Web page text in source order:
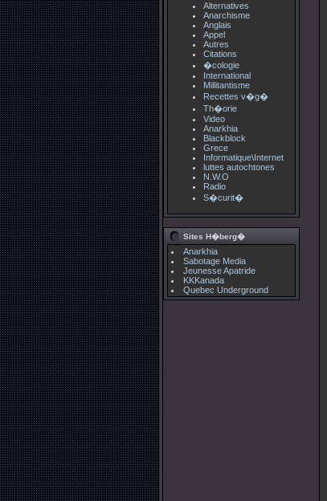
Alternatives
Anarchisme
Anglais
Appel
Autres
Citations
�cologie
International
Millitantisme
Recettes v�g�
Th�orie
Video
Anarkhia
Blackblock
Grece
Informatique\Internet
luttes autochtones
N.W.O
Radio
S�curit�
Sites H�berg�
Anarkhia
Sabotage Media
Jeunesse Apatride
KKKanada
Quebec Underground